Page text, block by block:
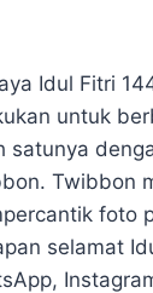
Idul Fitri
untuk
satunya
Twibbon
foto
selamat